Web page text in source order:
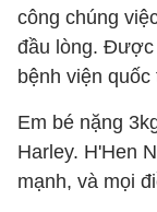
công chúng
đầu lòng. Được
bệnh viện
Em bé nặng
Harley. H'Hen
mạnh, và mọi